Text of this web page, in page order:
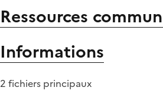
Ressources
Informations
2 fichiers principaux